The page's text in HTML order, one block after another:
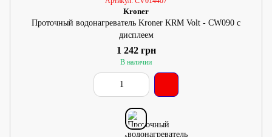
Kroner
Проточный водонагреватель Kroner KRM Volt - CW090 с
дисплеем
1 242 грн
В наличии